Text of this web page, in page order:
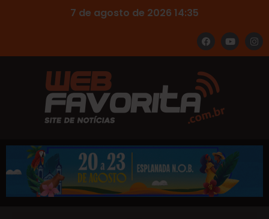
7 de agosto de 2026 14:35